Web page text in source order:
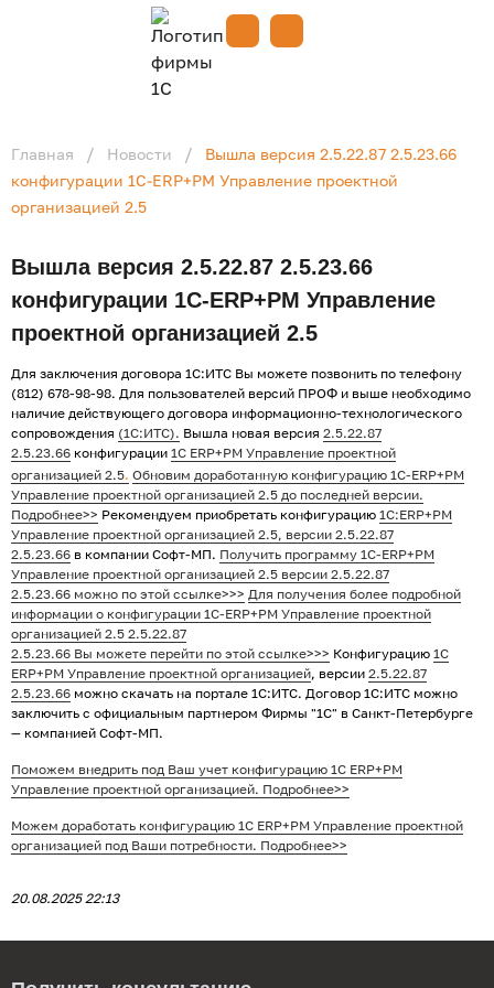
Главная / Новости /
Вышла версия 2.5.22.87 2.5.23.66
конфигурации 1С-ERP+PM Управление проектной
организацией 2.5
Вышла версия 2.5.22.87 2.5.23.66
конфигурации 1С-ERP+PM Управление
проектной организацией 2.5
Для заключения договора 1С:ИТС Вы можете позвонить по телефону
(812) 678-98-98. Для пользователей версий ПРОФ и выше необходимо
наличие действующего договора информационно-технологического
сопровождения (1С:ИТС). Вышла новая версия 2.5.22.87
2.5.23.66 конфигурации 1С ERP+PM Управление проектной
организацией 2.5. Обновим доработанную конфигурацию 1С-ERP+PM
Управление проектной организацией 2.5 до последней версии.
Подробнее>> Рекомендуем приобретать конфигурацию 1С:ERP+PM
Управление проектной организацией 2.5, версии 2.5.22.87
2.5.23.66 в компании Софт-МП. Получить программу 1С-ERP+PM
Управление проектной организацией 2.5 версии 2.5.22.87
2.5.23.66 можно по этой ссылке>>> Для получения более подробной
информации о конфигурации 1С-ERP+PM Управление проектной
организацией 2.5 2.5.22.87
2.5.23.66 Вы можете перейти по этой ссылке>>> Конфигурацию 1С
ERP+PM Управление проектной организацией, версии 2.5.22.87
2.5.23.66 можно скачать на портале 1С:ИТС. Договор 1С:ИТС можно
заключить с официальным партнером Фирмы "1С" в Санкт-Петербурге
— компанией Софт-МП.
Поможем внедрить под Ваш учет конфигурацию 1С ERP+PM
Управление проектной организацией. Подробнее>>
Можем доработать конфигурацию 1С ERP+PM Управление проектной
организацией под Ваши потребности. Подробнее>>
20.08.2025 22:13
Выберите услугу:
Спасибо, заявка успешно